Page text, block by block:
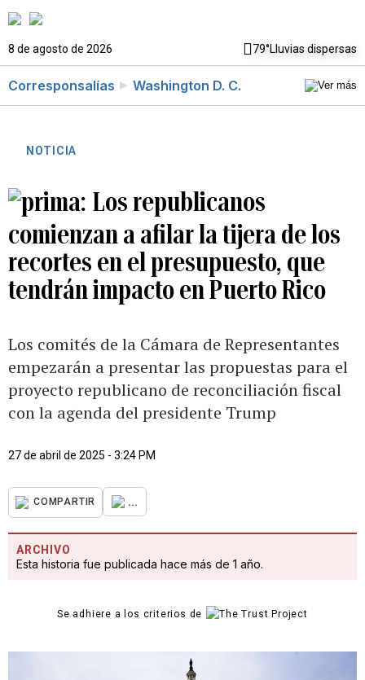
8 de agosto de 2026 79°Lluvias dispersas
Corresponsalías Washington D. C.
NOTICIA
Los republicanos
comienzan a afilar la tijera de los
recortes en el presupuesto, que
tendrán impacto en Puerto Rico
Los comités de la Cámara de Representantes
empezarán a presentar las propuestas para el
proyecto republicano de reconciliación fiscal
con la agenda del presidente Trump
27 de abril de 2025 - 3:24 PM
COMPARTIR ...
ARCHIVO
Esta historia fue publicada hace más de 1 año.
Se adhiere a los criterios de